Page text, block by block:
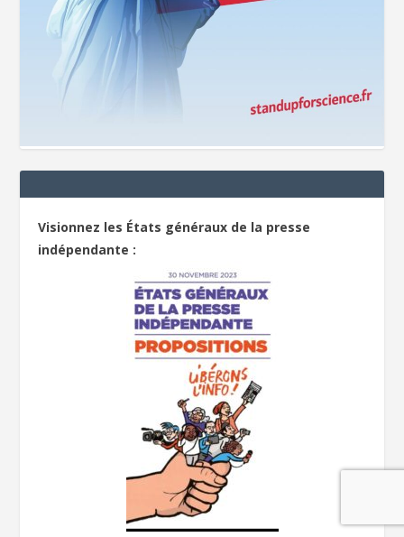
Visionnez les États généraux de la presse
indépendante :